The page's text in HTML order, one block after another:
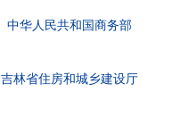
中华人民共和国商务部
吉林省住房和城乡建设厅